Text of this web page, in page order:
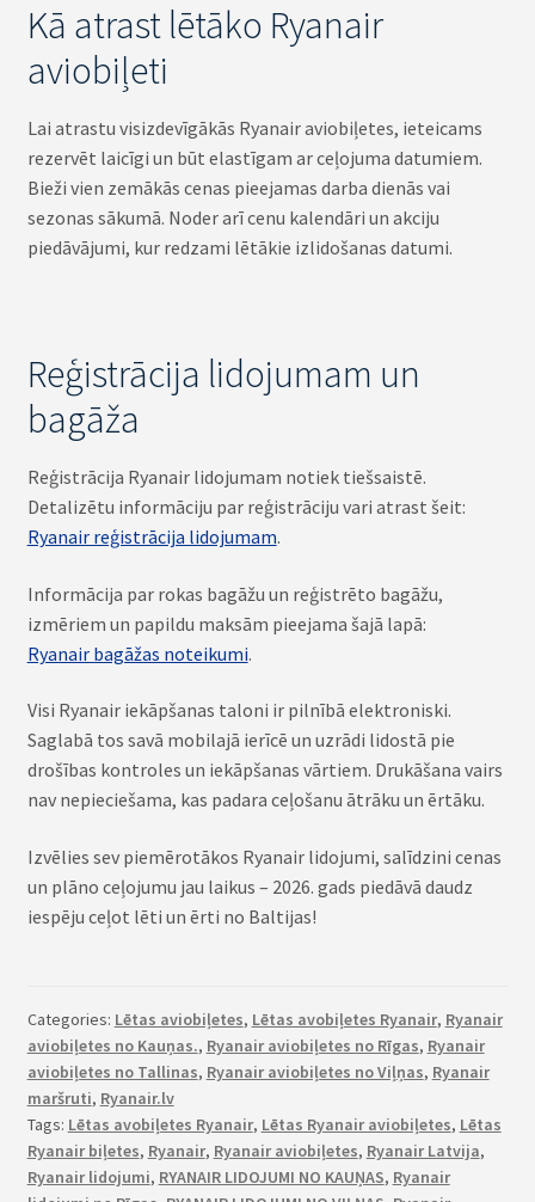
Kā atrast lētāko Ryanair
aviobiļeti
Lai atrastu visizdevīgākās Ryanair aviobiļetes, ieteicams
rezervēt laicīgi un būt elastīgam ar ceļojuma datumiem.
Bieži vien zemākās cenas pieejamas darba dienās vai
sezonas sākumā. Noder arī cenu kalendāri un akciju
piedāvājumi, kur redzami lētākie izlidošanas datumi.
Reģistrācija lidojumam un
bagāža
Reģistrācija Ryanair lidojumam notiek tiešsaistē.
Detalizētu informāciju par reģistrāciju vari atrast šeit:
Ryanair reģistrācija lidojumam.
Informācija par rokas bagāžu un reģistrēto bagāžu,
izmēriem un papildu maksām pieejama šajā lapā:
Ryanair bagāžas noteikumi.
Visi Ryanair iekāpšanas taloni ir pilnībā elektroniski.
Saglabā tos savā mobilajā ierīcē un uzrādi lidostā pie
drošības kontroles un iekāpšanas vārtiem. Drukāšana vairs
nav nepieciešama, kas padara ceļošanu ātrāku un ērtāku.
Izvēlies sev piemērotākos Ryanair lidojumi, salīdzini cenas
un plāno ceļojumu jau laikus – 2026. gads piedāvā daudz
iespēju ceļot lēti un ērti no Baltijas!
Categories: Lētas aviobiļetes, Lētas avobiļetes Ryanair, Ryanair
aviobiļetes no Kauņas., Ryanair aviobiļetes no Rīgas, Ryanair
aviobiļetes no Tallinas, Ryanair aviobiļetes no Viļņas, Ryanair
maršruti, Ryanair.lv
Tags: Lētas avobiļetes Ryanair, Lētas Ryanair aviobiļetes, Lētas
Ryanair biļetes, Ryanair, Ryanair aviobiļetes, Ryanair Latvija,
Ryanair lidojumi, RYANAIR LIDOJUMI NO KAUŅAS, Ryanair